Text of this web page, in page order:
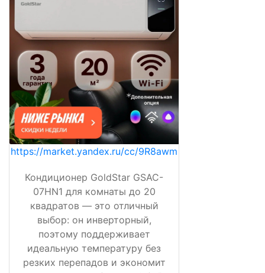
https://market.yandex.ru/cc/9R8awm
Кондиционер GoldStar GSAC-
07HN1 для комнаты до 20
квадратов — это отличный
выбор: он инверторный,
поэтому поддерживает
идеальную температуру без
резких перепадов и экономит